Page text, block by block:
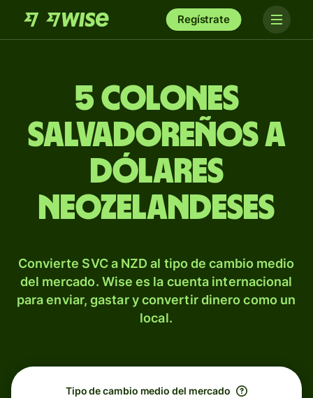
Regístrate
5 colones
salvadoreños a
dólares
neozelandeses
Convierte SVC a NZD al tipo de cambio medio
del mercado. Wise es la cuenta internacional
para enviar, gastar y convertir dinero como un
local.
Tipo de cambio medio del mercado